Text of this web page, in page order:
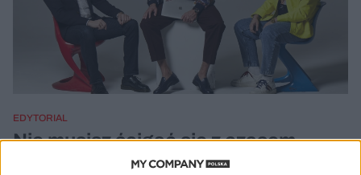
EDYTORIAL
Nie musisz ścigać się z czasem